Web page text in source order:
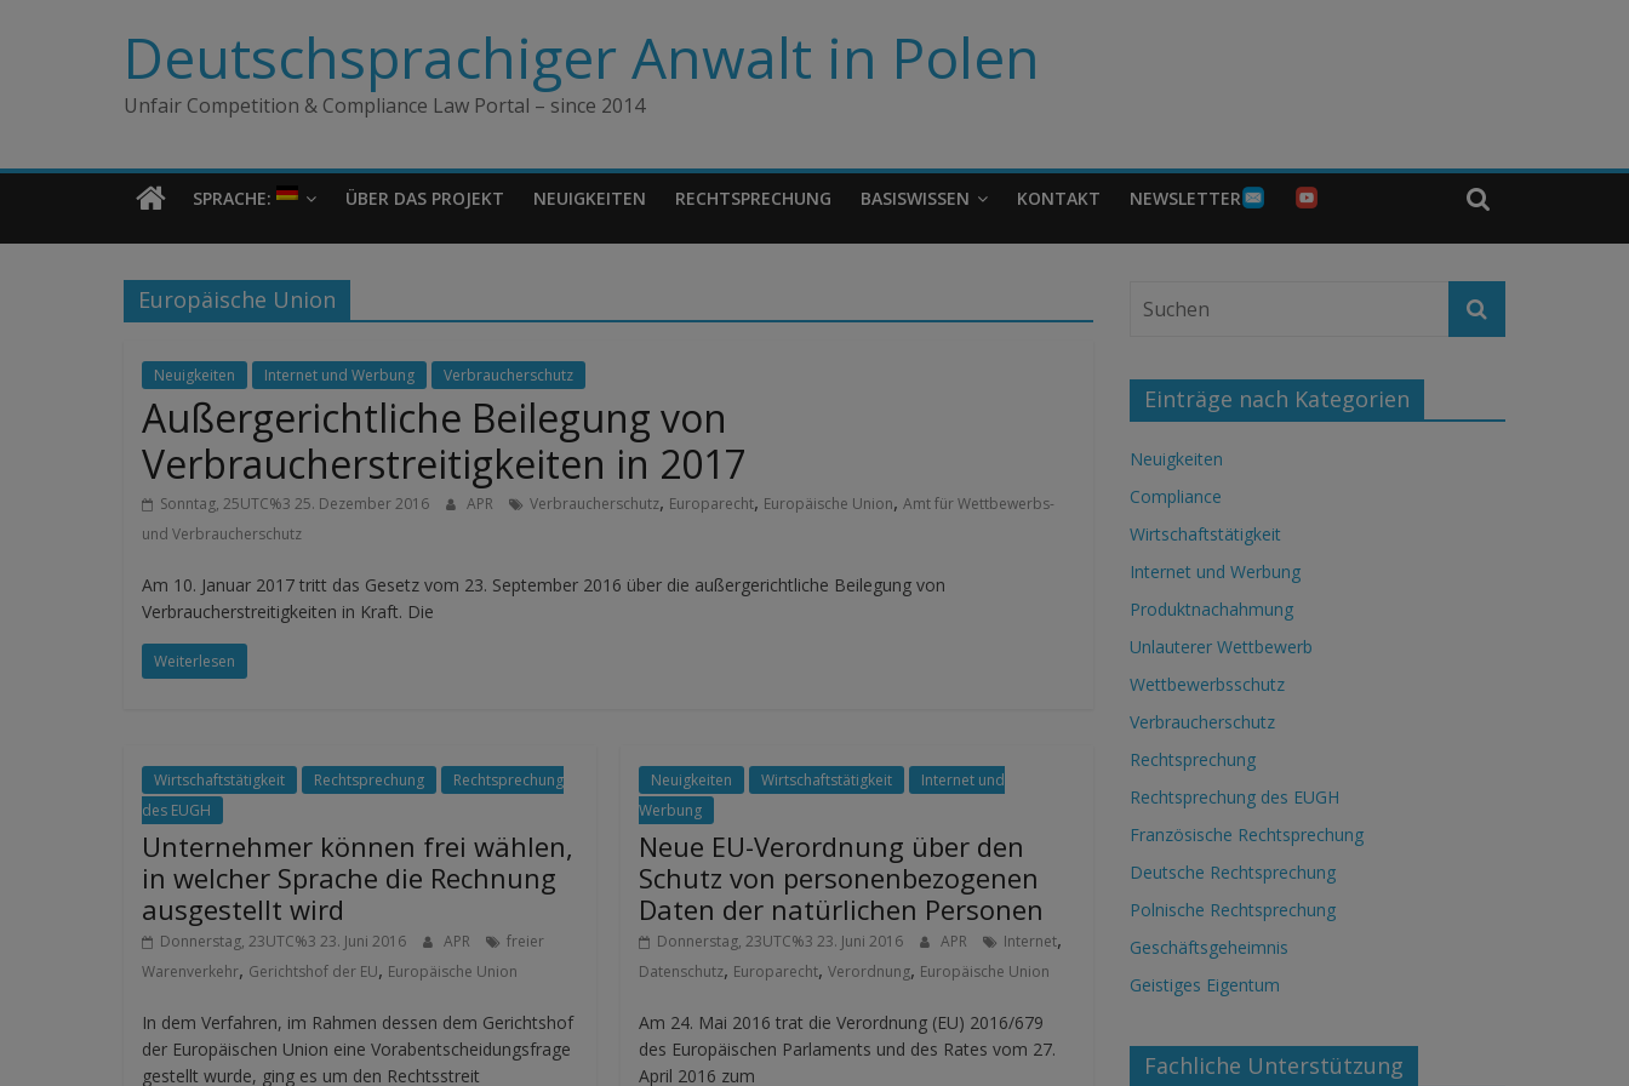
Deutschsprachiger Anwalt in Polen
Unfair Competition & Compliance Law Portal – since 2014
SPRACHE: ÜBER DAS PROJEKT NEUIGKEITEN RECHTSPRECHUNG BASISWISSEN KONTAKT NEWSLETTER
Europäische Union
Neuigkeiten Internet und Werbung Verbraucherschutz
Außergerichtliche Beilegung von
Verbraucherstreitigkeiten in 2017
Sonntag, 25UTC%3 25. Dezember 2016 APR Verbraucherschutz, Europarecht, Europäische Union, Amt für Wettbewerbs-
und Verbraucherschutz
Am 10. Januar 2017 tritt das Gesetz vom 23. September 2016 über die außergerichtliche Beilegung von
Verbraucherstreitigkeiten in Kraft. Die
Weiterlesen
Wirtschaftstätigkeit Rechtsprechung
Rechtsprechung
des EUGH
Unternehmer können frei wählen,
in welcher Sprache die Rechnung
ausgestellt wird
Donnerstag, 23UTC%3 23. Juni 2016 APR
freier
Warenverkehr, Gerichtshof der EU, Europäische Union
In dem Verfahren, im Rahmen dessen dem Gerichtshof
der Europäischen Union eine Vorabentscheidungsfrage
gestellt wurde, ging es um den Rechtsstreit
Neuigkeiten Wirtschaftstätigkeit
Internet und
Werbung
Neue EU-Verordnung über den
Schutz von personenbezogenen
Daten der natürlichen Personen
Donnerstag, 23UTC%3 23. Juni 2016 APR Internet,
Datenschutz, Europarecht,Verordnung, Europäische Union
Am 24. Mai 2016 trat die Verordnung (EU) 2016/679
des Europäischen Parlaments und des Rates vom 27.
April 2016 zum
Einträge nach Kategorien
Neuigkeiten
Compliance
Wirtschaftstätigkeit
Internet und Werbung
Produktnachahmung
Unlauterer Wettbewerb
Wettbewerbsschutz
Verbraucherschutz
Rechtsprechung
Rechtsprechung des EUGH
Französische Rechtsprechung
Deutsche Rechtsprechung
Polnische Rechtsprechung
Geschäftsgeheimnis
Geistiges Eigentum
Fachliche Unterstützung